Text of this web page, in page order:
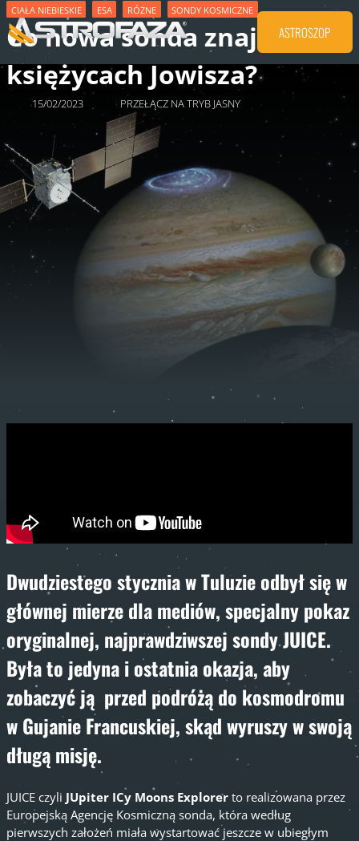
ASTROSZOP
CIAŁA NIEBIESKIE ESA RÓŻNE SONDY KOSMICZNE
Co nowa sonda znajdzie na
księżycach Jowisza?
15/02/2023 PRZEŁĄCZ NA TRYB JASNY
Dwudziestego stycznia w Tuluzie odbył się w
głównej mierze dla mediów, specjalny pokaz
oryginalnej, najprawdziwszej sondy JUICE.
Była to jedyna i ostatnia okazja, aby
zobaczyć ją przed podróżą do kosmodromu
w Gujanie Francuskiej, skąd wyruszy w swoją
długą misję.
JUICE czyli JUpiter ICy Moons Explorer to realizowana przez
Europejską Agencję Kosmiczną sonda, która według
pierwszych założeń miała wystartować jeszcze w ubiegłym